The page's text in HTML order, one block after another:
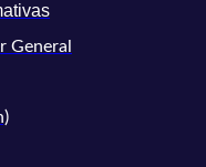
General